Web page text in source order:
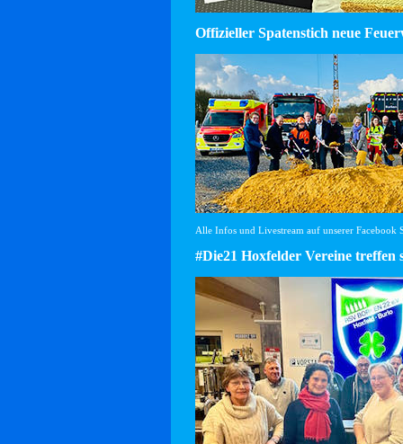
Offizieller Spatenstich neue
Alle Infos und Livestream auf unserer Facebook
#Die21 Hoxfelder Vereine treffen